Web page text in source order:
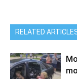
RELATED